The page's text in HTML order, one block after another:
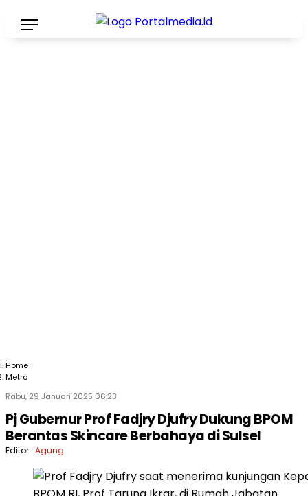
Home
Metro
Rabu, 29 Januari 2025 06:23
Pj Gubernur Prof Fadjry Djufry Dukung BPOM
Berantas Skincare Berbahaya di Sulsel
Editor : Agung